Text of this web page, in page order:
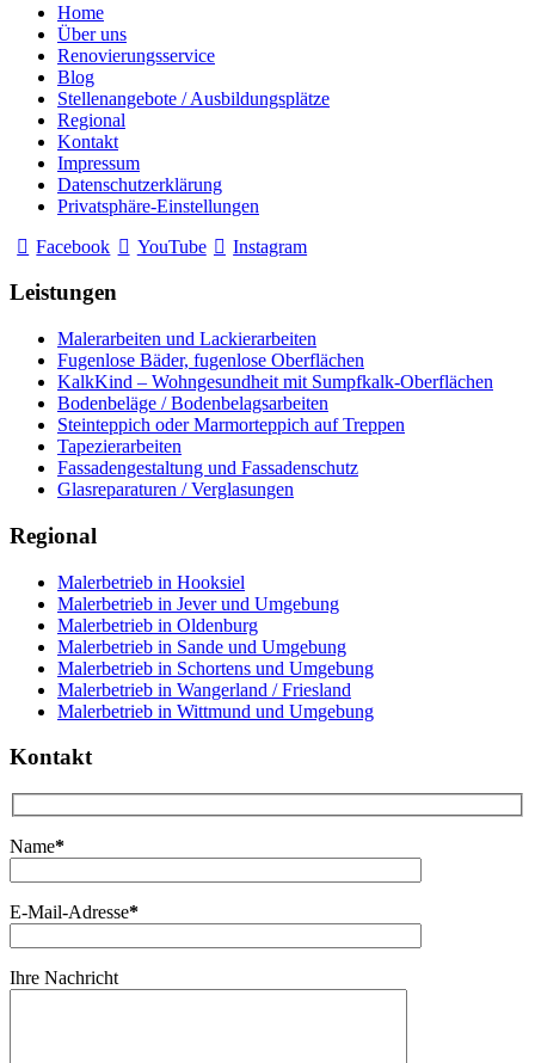
Home
Über uns
Renovierungsservice
Blog
Stellenangebote / Ausbildungsplätze
Regional
Kontakt
Impressum
Datenschutzerklärung
Privatsphäre-Einstellungen
Facebook
YouTube Instagram
Leistungen
Malerarbeiten und Lackierarbeiten
Fugenlose Bäder, fugenlose Oberflächen
KalkKind – Wohngesundheit mit Sumpfkalk-Oberflächen
Bodenbeläge / Bodenbelagsarbeiten
Steinteppich oder Marmorteppich auf Treppen
Tapezierarbeiten
Fassadengestaltung und Fassadenschutz
Glasreparaturen / Verglasungen
Regional
Malerbetrieb in Hooksiel
Malerbetrieb in Jever und Umgebung
Malerbetrieb in Oldenburg
Malerbetrieb in Sande und Umgebung
Malerbetrieb in Schortens und Umgebung
Malerbetrieb in Wangerland / Friesland
Malerbetrieb in Wittmund und Umgebung
Kontakt
Name*
E-Mail-Adresse*
Ihre Nachricht